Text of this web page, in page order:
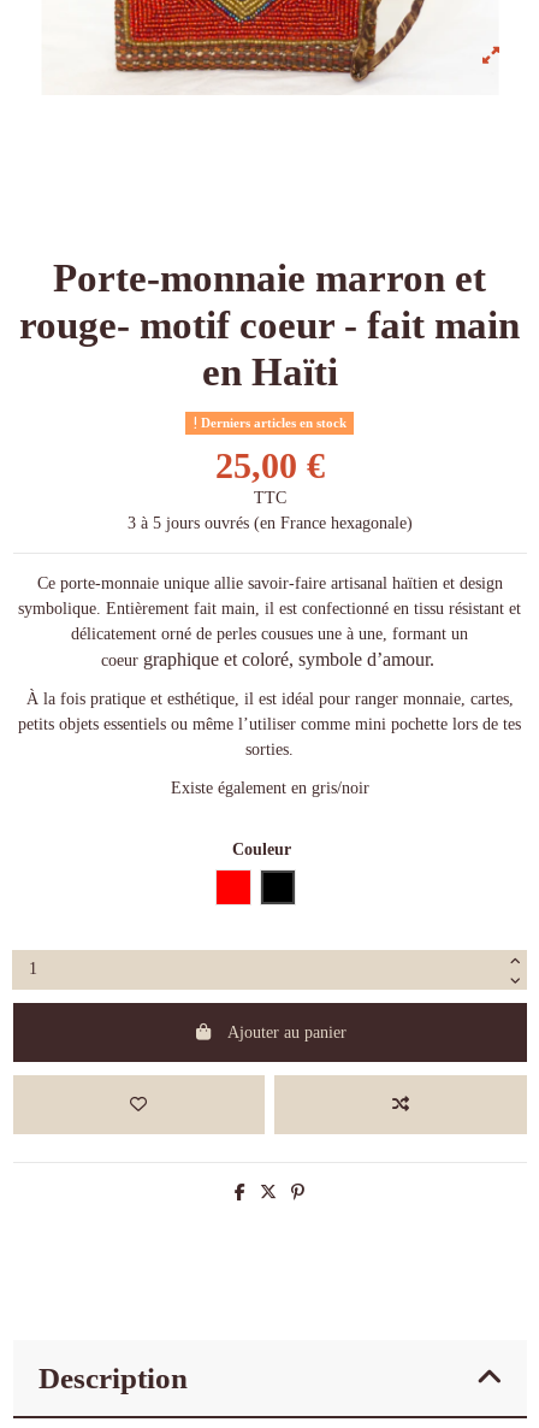
Porte-monnaie marron et
rouge- motif coeur - fait main
en Haïti
Derniers articles en stock
25,00 €
TTC
3 à 5 jours ouvrés (en France hexagonale)
Ce porte-monnaie unique allie savoir-faire artisanal haïtien et design
symbolique. Entièrement fait main, il est confectionné en tissu résistant et
délicatement orné de perles cousues une à une, formant un
coeur graphique et coloré, symbole d’amour.
À la fois pratique et esthétique, il est idéal pour ranger monnaie, cartes,
petits objets essentiels ou même l’utiliser comme mini pochette lors de tes
sorties.
Existe également en gris/noir
Couleur
Ajouter au panier
Description